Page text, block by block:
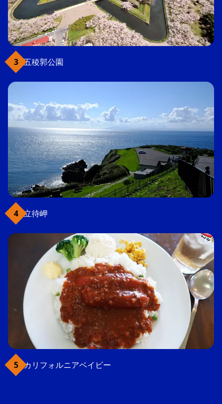
五稜郭公園
立待岬
カリフォルニアベイビー